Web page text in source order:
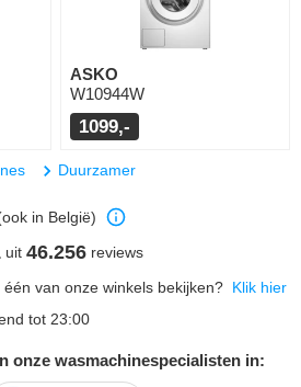
ASKO
W10944W
1099,-
Duurzamer
in België)
uit 46.256 reviews
van onze winkels bekijken? Klik hier
tot 23:00
onze wasmachinespecialisten in: